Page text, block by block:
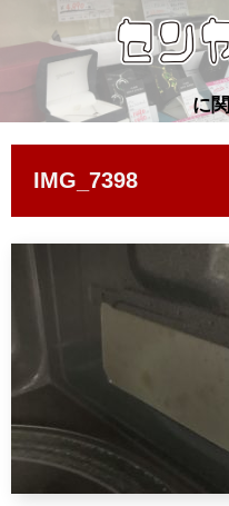
に
IMG_7398